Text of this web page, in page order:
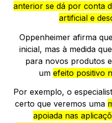
anterior se dá por conta
artificial e
Oppenheimer afirma
inicial, mas à medida
para novos produtos
um efeito positivo
Por exemplo, o
certo que veremos uma
apoiada nas